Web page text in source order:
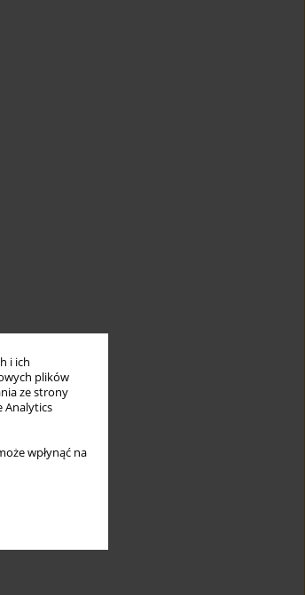
i ich
plików
ze strony
Analytics
wpłynąć na